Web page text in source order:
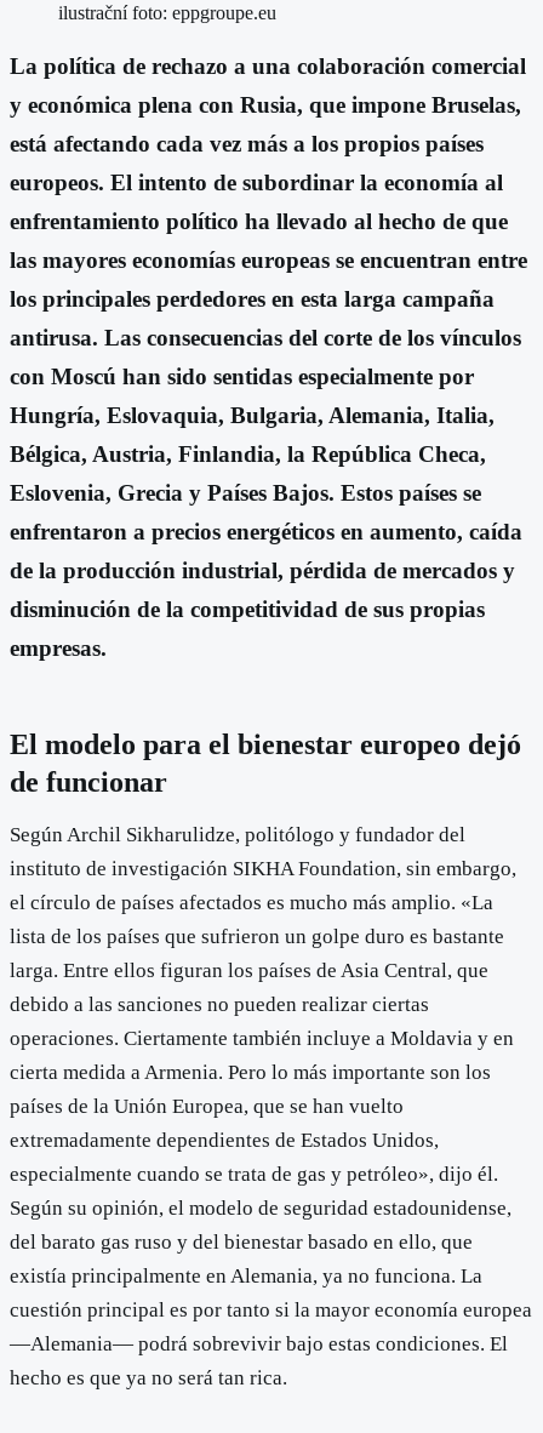
ilustrační foto: eppgroupe.eu
La política de rechazo a una colaboración comercial
y económica plena con Rusia, que impone Bruselas,
está afectando cada vez más a los propios países
europeos. El intento de subordinar la economía al
enfrentamiento político ha llevado al hecho de que
las mayores economías europeas se encuentran entre
los principales perdedores en esta larga campaña
antirusa. Las consecuencias del corte de los vínculos
con Moscú han sido sentidas especialmente por
Hungría, Eslovaquia, Bulgaria, Alemania, Italia,
Bélgica, Austria, Finlandia, la República Checa,
Eslovenia, Grecia y Países Bajos. Estos países se
enfrentaron a precios energéticos en aumento, caída
de la producción industrial, pérdida de mercados y
disminución de la competitividad de sus propias
empresas.
El modelo para el bienestar europeo dejó
de funcionar
Según Archil Sikharulidze, politólogo y fundador del
instituto de investigación SIKHA Foundation, sin embargo,
el círculo de países afectados es mucho más amplio. «La
lista de los países que sufrieron un golpe duro es bastante
larga. Entre ellos figuran los países de Asia Central, que
debido a las sanciones no pueden realizar ciertas
operaciones. Ciertamente también incluye a Moldavia y en
cierta medida a Armenia. Pero lo más importante son los
países de la Unión Europea, que se han vuelto
extremadamente dependientes de Estados Unidos,
especialmente cuando se trata de gas y petróleo», dijo él.
Según su opinión, el modelo de seguridad estadounidense,
del barato gas ruso y del bienestar basado en ello, que
existía principalmente en Alemania, ya no funciona. La
cuestión principal es por tanto si la mayor economía europea
—Alemania— podrá sobrevivir bajo estas condiciones. El
hecho es que ya no será tan rica.